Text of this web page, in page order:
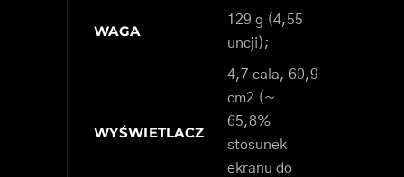
WAGA
129 g (4,55
uncji);
WYŚWIETLACZ
4,7 cala, 60,9
cm2 (~
65,8%
stosunek
ekranu do